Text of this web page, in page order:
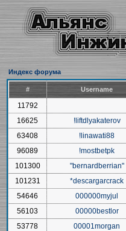
Индекс форума
# Username
11792
16625
!liftdlyakaterov
63408
!linawati88
96089
!mostbetpk
101300
"bernardberrian"
101231
*descargarcrack
54646
000000myjul
56103
00000bestlor
53778
00001morgan